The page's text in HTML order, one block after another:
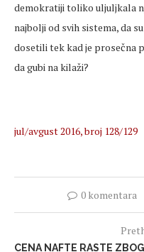
demokratiji toliko uljuljkala
najbolji od svih sistema, da
dosetili tek kad je prosečna
da gubi na kilaži?
jul/avgust 2016, broj 128/129
0 komentara
CENA NAFTE RASTE